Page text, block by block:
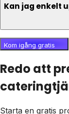
Kan jag enkelt
Kom igång gratis
Redo att
Starta en gratis